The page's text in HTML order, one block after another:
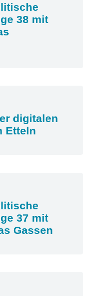
38 mit
digitalen
Etteln
37 mit
Gassen